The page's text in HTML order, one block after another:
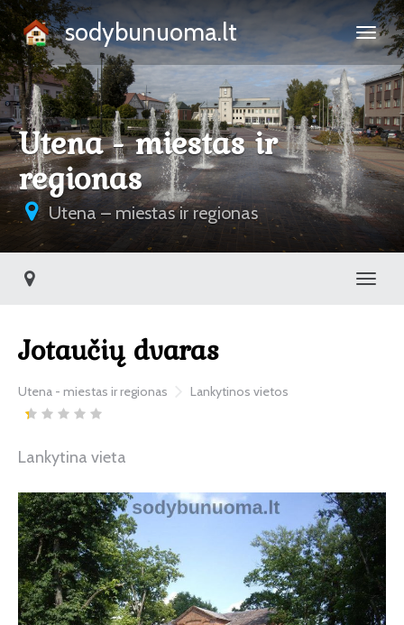
sodybunuoma.lt
Utena - miestas ir
regionas
Utena – miestas ir regionas
Jotaučių dvaras
Utena - miestas ir regionas Lankytinos vietos
Lankytina vieta